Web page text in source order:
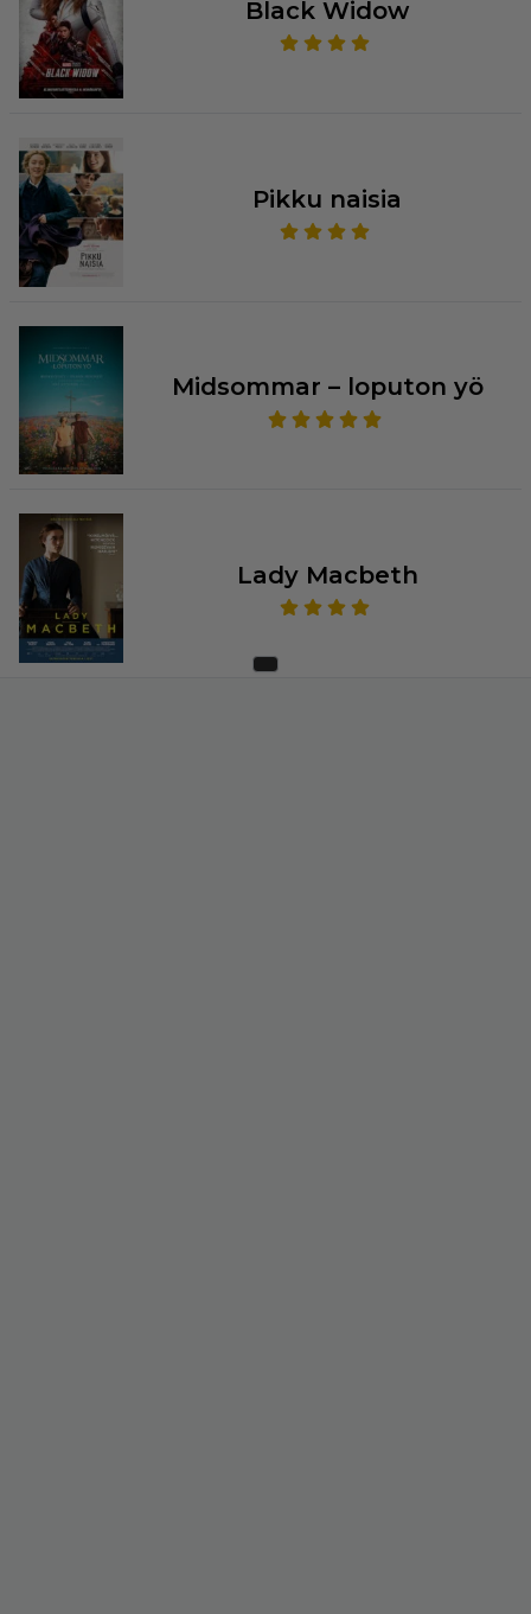
Black Widow
Pikku naisia
Midsommar – loputon yö
Lady Macbeth